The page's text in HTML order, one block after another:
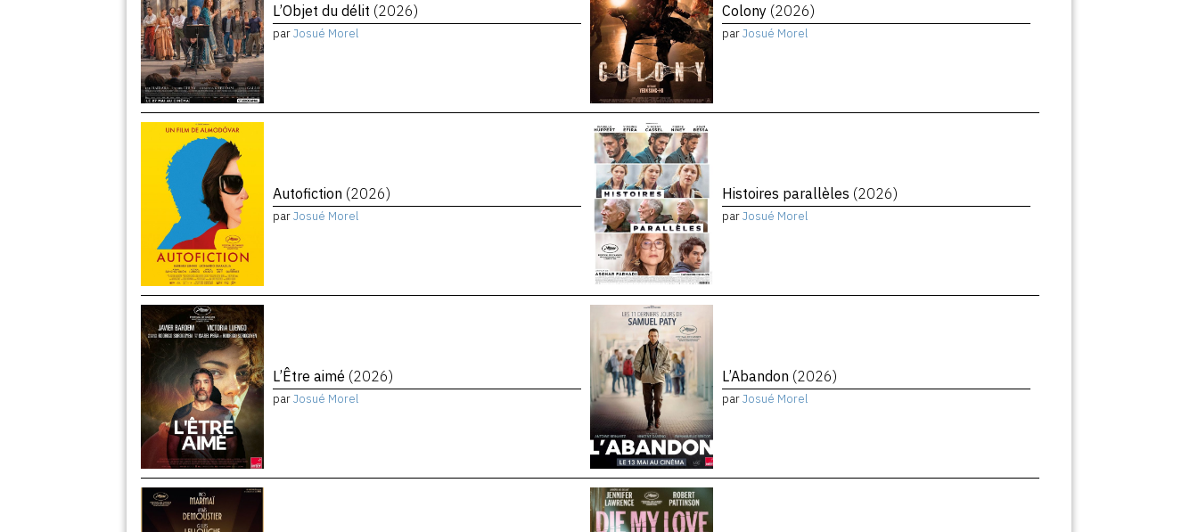
L’Objet du délit (2026)
parJosué Morel
Colony (2026)
parJosué Morel
Autofiction (2026)
parJosué Morel
Histoires parallèles (2026)
parJosué Morel
L’Être aimé (2026)
parJosué Morel
L’Abandon (2026)
parJosué Morel